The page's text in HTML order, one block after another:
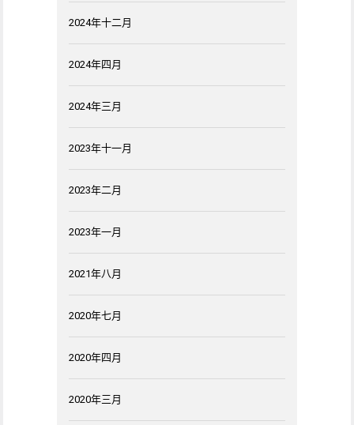
2024年十二月
2024年四月
2024年三月
2023年十一月
2023年二月
2023年一月
2021年八月
2020年七月
2020年四月
2020年三月